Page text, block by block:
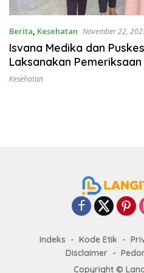
Berita, Kesehatan November 22,
Isvana Medika dan
Laksanakan Pemeriksaan
Perkuat Deteksi Dini
Kesehatan
Indeks Kode Etik
Disclaimer
Copyright ©